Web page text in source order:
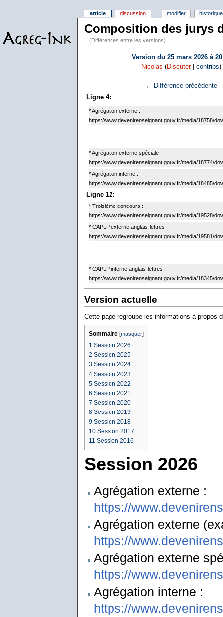
Composition des jurys
(Différences entre les versions)
Version du 25 mars 2026 à
Nicolas (Discuter|contribs)
← Différence précédente
Ligne 4:
* Agrégation externe :
https://www.devenirenseignant.gouv.fr/media/18758/
* Agrégation externe spéciale :
https://www.devenirenseignant.gouv.fr/media/18774/
* Agrégation interne :
https://www.devenirenseignant.gouv.fr/media/18485/
Ligne 12:
* Troisième concours :
https://www.devenirenseignant.gouv.fr/media/19528/
* CAPLP externe anglais-lettres :
https://www.devenirenseignant.gouv.fr/media/19581/
* CAPLP interne anglais-lettres :
https://www.devenirenseignant.gouv.fr/media/18345/
Version actuelle
Cette page regroupe les informations à propos
Sommaire [masquer]
1 Session 2026
2 Session 2025
3 Session 2024
4 Session 2023
5 Session 2022
6 Session 2021
7 Session 2020
8 Session 2019
9 Session 2018
10 Session 2017
11 Session 2016
Session 2026
Agrégation externe :
https://
Agrégation externe
https://
Agrégation externe
https://
Agrégation interne :
https://
article discussion modifier historique